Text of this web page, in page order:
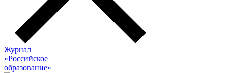
Журнал
«Российское
образование»